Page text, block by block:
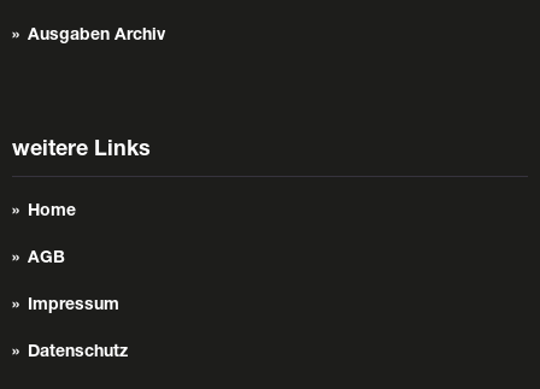
Ausgaben Archiv
weitere Links
Home
AGB
Impressum
Datenschutz